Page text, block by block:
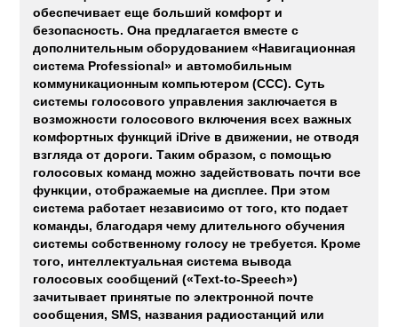
обеспечивает еще больший комфорт и
безопасность. Она предлагается вместе с
дополнительным оборудованием «Навигационная
система Professional» и автомобильным
коммуникационным компьютером (CCC). Суть
системы голосового управления заключается в
возможности голосового включения всех важных
комфортных функций iDrive в движении, не отводя
взгляда от дороги. Таким образом, с помощью
голосовых команд можно задействовать почти все
функции, отображаемые на дисплее. При этом
система работает независимо от того, кто подает
команды, благодаря чему длительного обучения
системы собственному голосу не требуется. Кроме
того, интеллектуальная система вывода
голосовых сообщений («Text-to-Speech»)
зачитывает принятые по электронной почте
сообщения, SMS, названия радиостанций или